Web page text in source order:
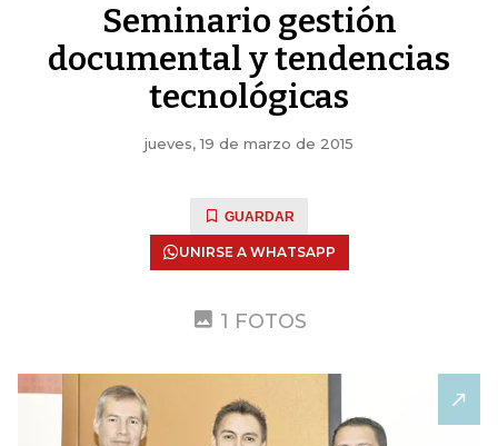
Seminario gestión
documental y tendencias
tecnológicas
jueves, 19 de marzo de 2015
GUARDAR
UNIRSE A WHATSAPP
1 FOTOS